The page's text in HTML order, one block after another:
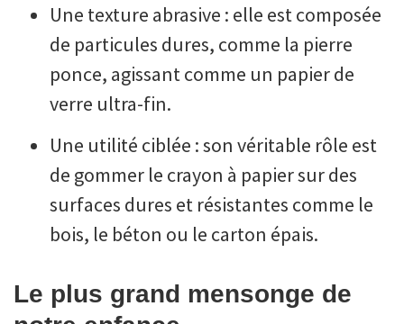
Une texture abrasive : elle est composée
de particules dures, comme la pierre
ponce, agissant comme un papier de
verre ultra-fin.
Une utilité ciblée : son véritable rôle est
de gommer le crayon à papier sur des
surfaces dures et résistantes comme le
bois, le béton ou le carton épais.
Le plus grand mensonge de